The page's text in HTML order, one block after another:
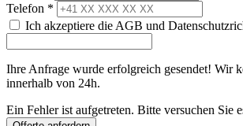
Telefon *
Ich akzeptiere die AGB und
Ihre Anfrage wurde erfolgreich gesendet! Wir
innerhalb von 24h.
Ein Fehler ist aufgetreten. Bitte versuchen Sie